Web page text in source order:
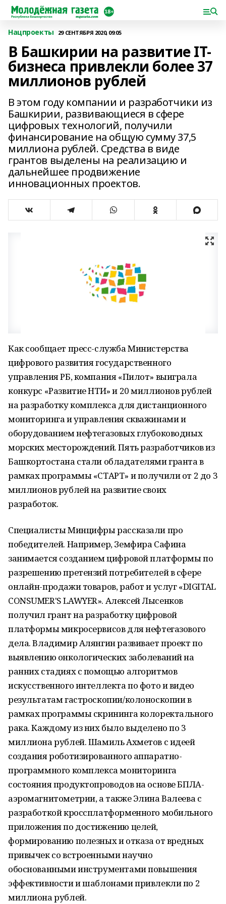
Нацпроекты 29 СЕНТЯБРЯ 2020, 09:05
В Башкирии на развитие IT-
бизнеса привлекли более 37
миллионов рублей
В этом году компании и разработчики из
Башкирии, развивающиеся в сфере
цифровых технологий, получили
финансирование на общую сумму 37,5
миллиона рублей. Средства в виде
грантов выделены на реализацию и
дальнейшее продвижение
инновационных проектов.
Как сообщает пресс-служба Министерства
цифрового развития государственного
управления РБ, компания «Пилот» выиграла
конкурс «Развитие НТИ» и 20 миллионов рублей
на разработку комплекса для дистанционного
мониторинга и управления скважинами и
оборудованием нефтегазовых глубоководных
морских месторождений. Пять разработчиков из
Башкортостана стали обладателями гранта в
рамках программы «СТАРТ» и получили от 2 до 3
миллионов рублей на развитие своих
разработок.
Специалисты Минцифры рассказали про
победителей. Например, Земфира Сафина
занимается созданием цифровой платформы по
разрешению претензий потребителей в сфере
онлайн-продажи товаров, работ и услуг «DIGITAL
CONSUMER'S LAWYER». Алексей Лысенков
получил грант на разработку цифровой
платформы микросервисов для нефтегазового
дела. Владимир Алянгин развивает проект по
выявлению онкологических заболеваний на
ранних стадиях с помощью алгоритмов
искусственного интеллекта по фото и видео
результатам гастроскопии/колоноскопии в
рамках программы скрининга колоректального
рака. Каждому из них было выделено по 3
миллиона рублей. Шамиль Ахметов с идеей
создания роботизированного аппаратно-
программного комплекса мониторинга
состояния продуктопроводов на основе БПЛА-
аэромагнитометрии, а также Элина Валеева с
разработкой кроссплатформенного мобильного
приложения по достижению целей,
формированию полезных и отказа от вредных
привычек со встроенными научно
обоснованными инструментами повышения
эффективности и шаблонами привлекли по 2
миллиона рублей.